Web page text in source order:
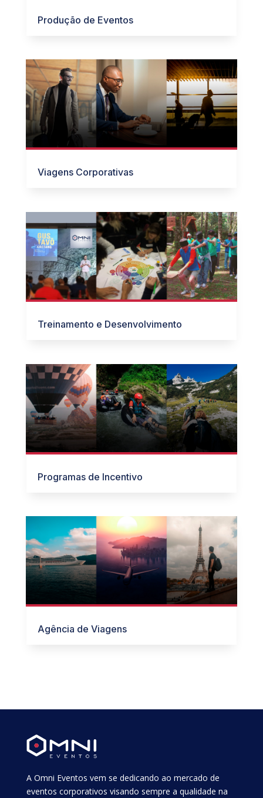
Produção de Eventos
Viagens Corporativas
Treinamento e Desenvolvimento
Programas de Incentivo
Agência de Viagens
A Omni Eventos vem se dedicando ao mercado de
eventos corporativos visando sempre a qualidade na